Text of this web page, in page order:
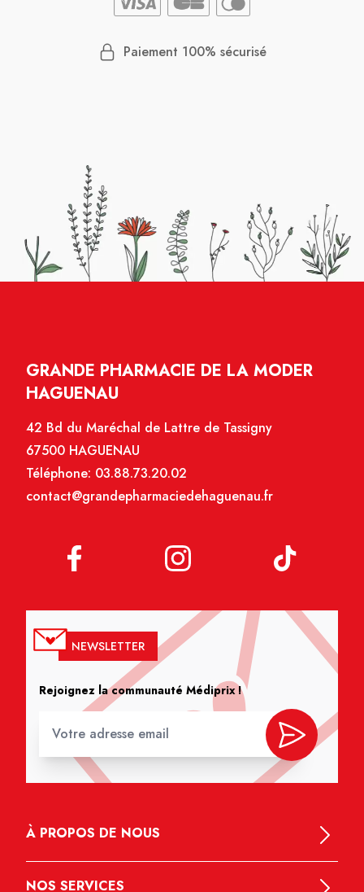
Paiement 100% sécurisé
GRANDE PHARMACIE DE LA MODER
HAGUENAU
42 Bd du Maréchal de Lattre de Tassigny
67500 HAGUENAU
Téléphone: 03.88.73.20.02
contact@grandepharmaciedehaguenau.fr
NEWSLETTER
Rejoignez la communauté Médiprix !
À PROPOS DE NOUS
NOS SERVICES